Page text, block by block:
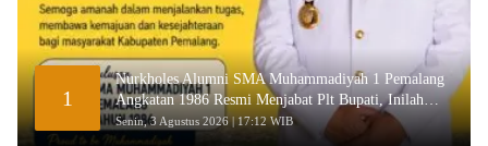
1
Nurkholes Alumni SMA Muhammadiyah 1 Pemalang
Angkatan 1986 Resmi Menjabat Plt Bupati, Inilah
Pesan Ketua Asmam 86
Senin, 3 Agustus 2026 | 17:12 WIB